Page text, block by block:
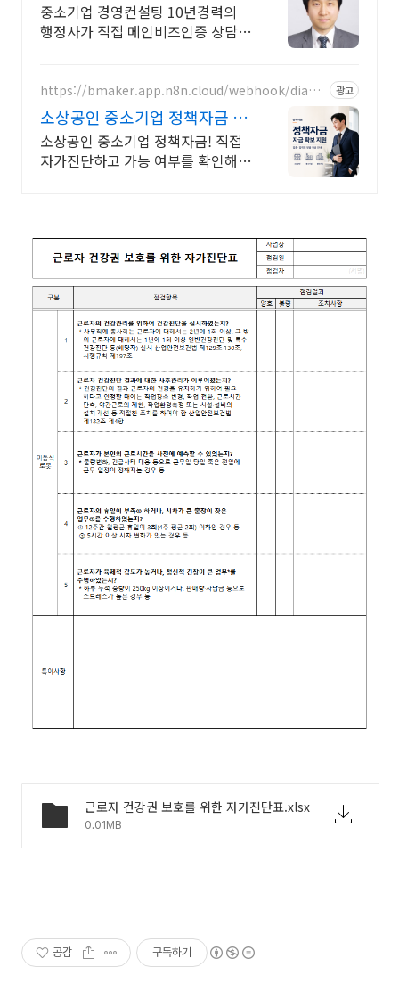
중소기업 경영컨설팅 10년경력의
행정사가 직접 메인비즈인증 상담하
https://bmaker.app.n8n.cloud/webhook/diagn
광고
소상공인 중소기업 정책자금 정
책자금 1분 무료 자가진단
소상공인 중소기업 정책자금! 직접
자가진단하고 가능 여부를 확인해보
근로자 건강권 보호를 위한 자가진단표.xlsx
0.01MB
공감 구독하기